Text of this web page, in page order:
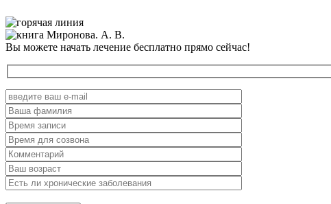
Вы можете начать лечение бесплатно прямо сейчас!